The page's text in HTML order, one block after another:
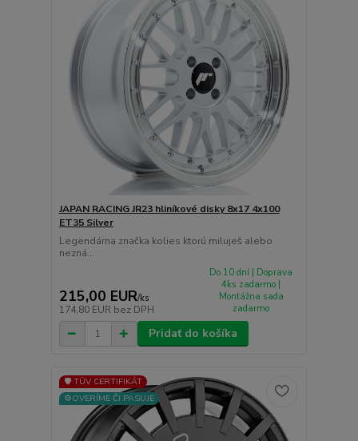
JAPAN RACING JR23 hliníkové disky 8x17 4x100
ET35 Silver
Legendárna značka kolies ktorú miluješ alebo
nezná...
215,00 EUR/ks
174,80 EUR bez DPH
Do 10 dní | Doprava
4ks zadarmo |
Montážna sada
zadarmo
Pridať do košíka
🛡️ TÜV CERTIFIKÁT
⚙️OVERÍME ČI PASUJE